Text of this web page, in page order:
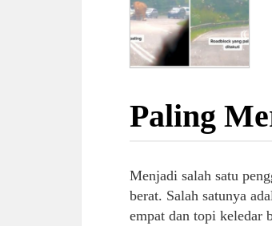
Paling
Menjadi salah satu
berat. Salah satunya
empat dan topi keledar